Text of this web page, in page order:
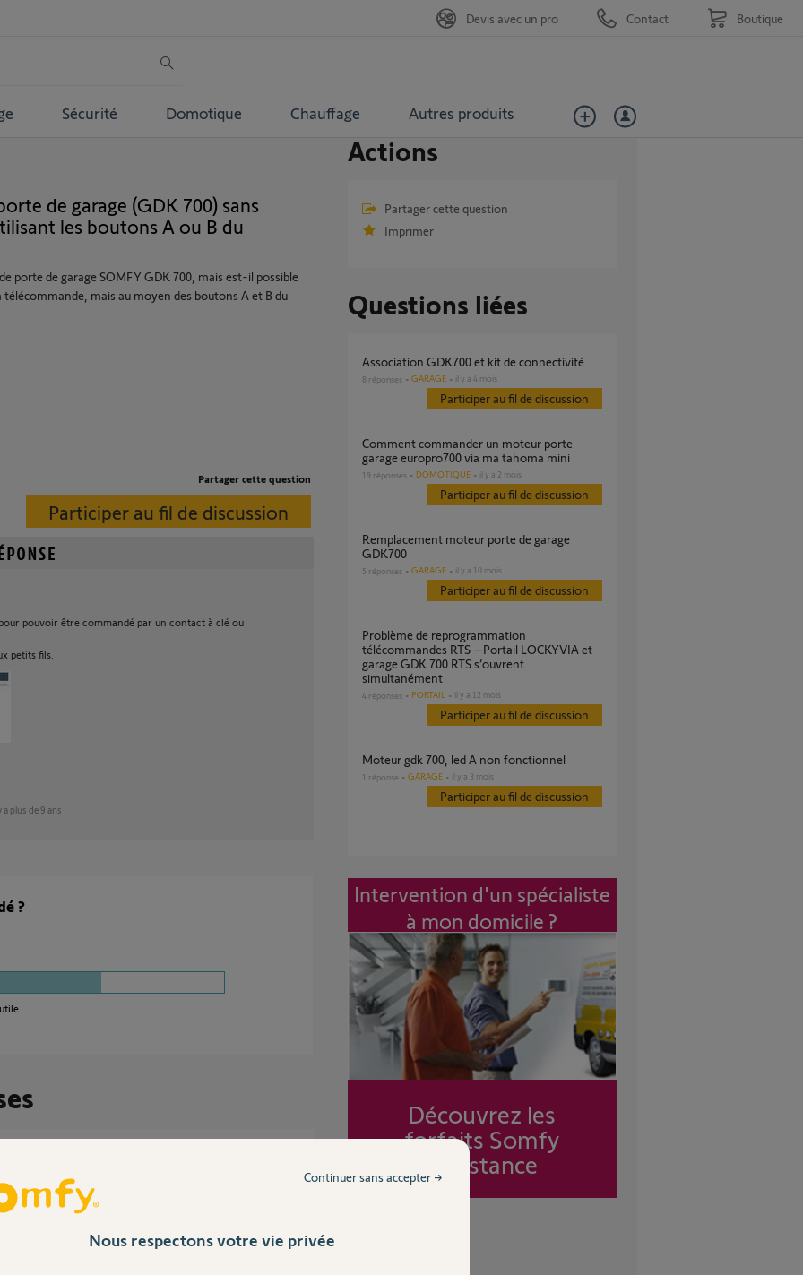
Sécurité Domotique Chauffage Autres produits
Devis avec un pro Contact Boutique
de garage (GDK 700) sans
les boutons A ou B du
porte de garage SOMFY GDK 700, mais est-il possible
télécommande, mais au moyen des boutons A et B du
Partager cette question
Participer au fil de discussion
pouvoir être commandé par un contact à clé ou
petits fils.
a plus de 9 ans
?
paramétrages, et auto
TC ?
Actions
Partager cette question
Imprimer
Questions liées
Association GDK700 et kit de connectivité
8 réponses GARAGE il y a 4 mois
Participer au fil de discussion
Comment commander un moteur porte
garage europro700 via ma tahoma mini
19 réponses DOMOTIQUE il y a 2 mois
Participer au fil de discussion
Remplacement moteur porte de garage
GDK700
5 réponses GARAGE il y a 10 mois
Participer au fil de discussion
Problème de reprogrammation
télécommandes RTS –Portail LOCKYVIA et
garage GDK 700 RTS s’ouvrent
simultanément
4 réponses PORTAIL il y a 12 mois
Participer au fil de discussion
Moteur gdk 700, led A non fonctionnel
1 réponse GARAGE il y a 3 mois
Participer au fil de discussion
Intervention d'un spécialiste
à mon domicile ?
Découvrez les
forfaits Somfy
Assistance
Nous respectons votre vie privée
Continuer sans accepter →